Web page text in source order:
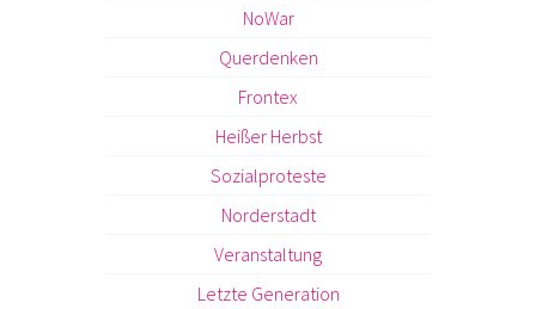
NoWar
Querdenken
Frontex
Heißer Herbst
Sozialproteste
Norderstadt
Veranstaltung
Letzte Generation